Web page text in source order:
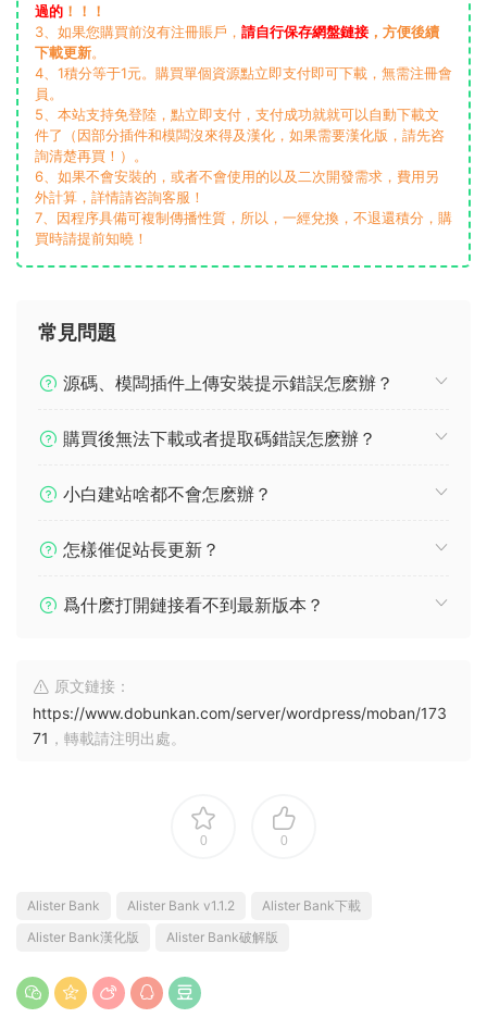
過的 ！！！
3、如果您購買前沒有注冊賬戶， 請自行保存網盤鏈接 ，方便後續
下載更新。
4、1積分等于1元。購買單個資源點立即支付即可下載，無需注冊會
員。
5、本站支持免登陸，點立即支付，支付成功就就可以自動下載文
件了（因部分插件和模闆沒來得及漢化，如果需要漢化版，請先咨
詢清楚再買！）。
6、如果不會安裝的，或者不會使用的以及二次開發需求，費用另
外計算，詳情請咨詢客服！
7、因程序具備可複制傳播性質，所以，一經兌換，不退還積分，購
買時請提前知曉！
常見問題
源碼、模闆插件上傳安裝提示錯誤怎麽辦？
購買後無法下載或者提取碼錯誤怎麽辦？
小白建站啥都不會怎麽辦？
怎樣催促站長更新？
爲什麽打開鏈接看不到最新版本？
原文鏈接：
https://www.dobunkan.com/server/wordpress/moban/173
71 ，轉載請注明出處。
0 0
Alister Bank Alister Bank v1.1.2
Alister Bank下載
Alister Bank漢化版
Alister Bank破解版